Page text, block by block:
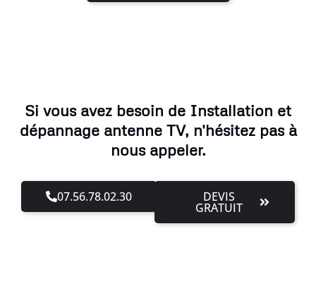
Si vous avez besoin de Installation et
dépannage antenne TV, n'hésitez pas à
nous appeler.
07.56.78.02.30 DEVIS
GRATUIT